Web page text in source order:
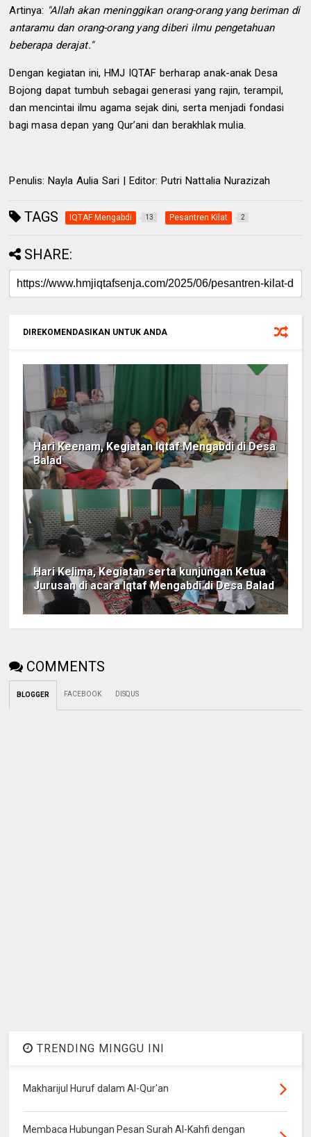
Artinya: "Allah akan meninggikan orang-orang yang beriman di
antaramu dan orang-orang yang diberi ilmu pengetahuan
beberapa derajat."
Dengan kegiatan ini, HMJ IQTAF berharap anak-anak Desa
Bojong dapat tumbuh sebagai generasi yang rajin, terampil,
dan mencintai ilmu agama sejak dini, serta menjadi fondasi
bagi masa depan yang Qur’ani dan berakhlak mulia.
Penulis: Nayla Aulia Sari | Editor: Putri Nattalia Nurazizah
TAGS IQTAF Mengabdi 13 Pesantren Kilat 2
SHARE:
DIREKOMENDASIKAN UNTUK ANDA
Hari Keenam, Kegiatan Iqtaf Mengabdi di Desa
Balad
Hari Kelima, Kegiatan serta kunjungan Ketua
Jurusan di acara Iqtaf Mengabdi di Desa Balad
COMMENTS
BLOGGER FACEBOOK DISQUS
TRENDING MINGGU INI
Makharijul Huruf dalam Al-Qur'an
Membaca Hubungan Pesan Surah Al-Kahfi dengan